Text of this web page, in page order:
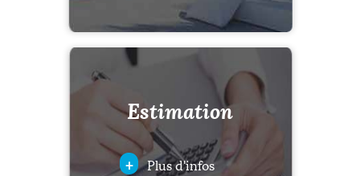
Estimation
+ Plus d'infos